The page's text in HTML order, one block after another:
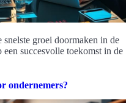
groei doormaken in de
succesvolle toekomst in de
ondernemers?